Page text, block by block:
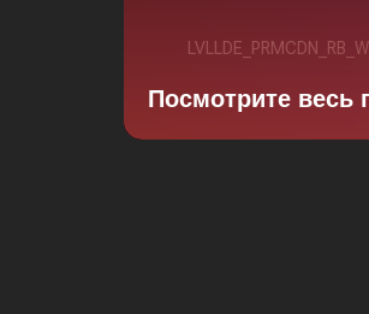
Посмотрите весь